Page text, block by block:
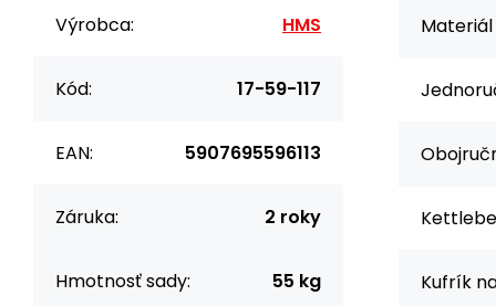
Výrobca: HMS
Kód: 17-59-117
EAN: 5907695596113
Záruka: 2 roky
Hmotnosť sady: 55 kg Kufrík